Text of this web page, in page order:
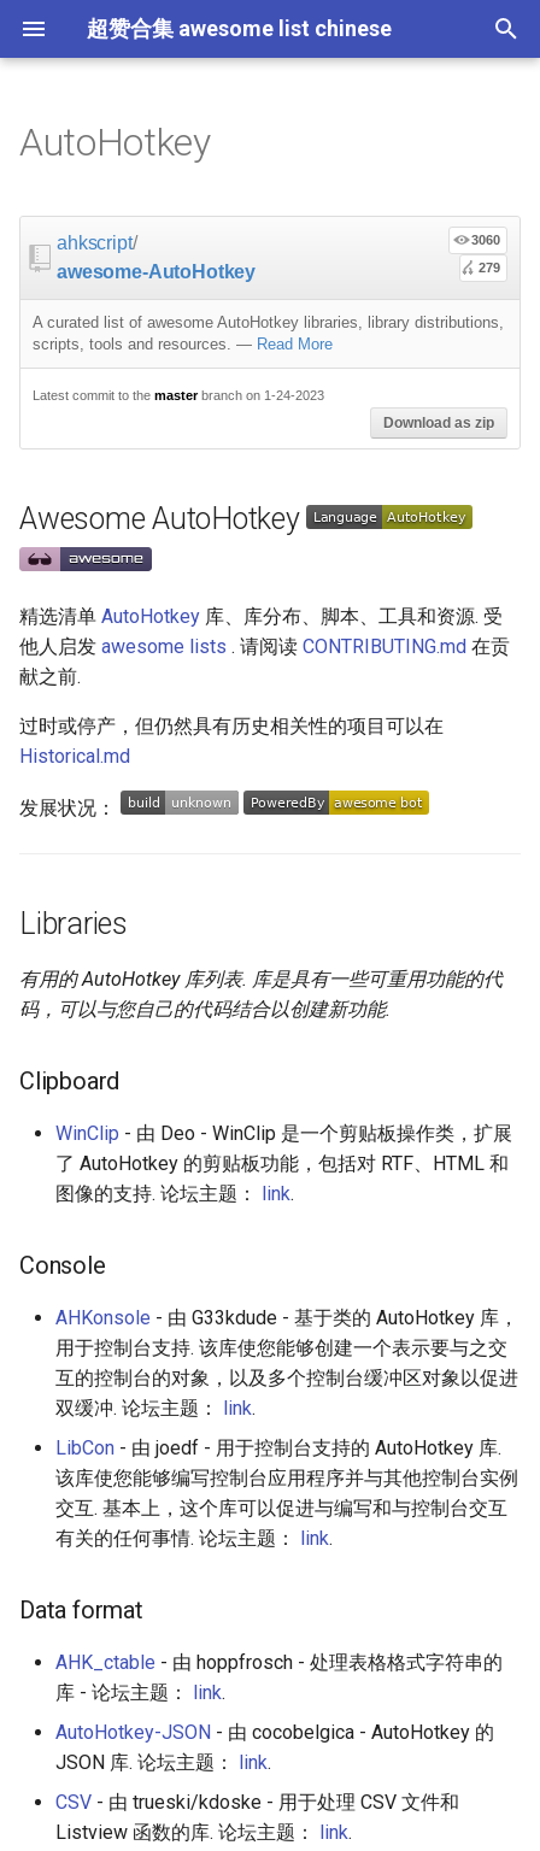
超赞合集 awesome list chinese
a
n
g
e
a
r
h
Node.js
前端开发
Android
IoT & Hybrid Apps
Cordova
React Native
Xamarin
Linux 内容
macOS
屏保
开源应用
watchOS
JVM
Windows
Heroku
Raspberry Pi
WebExtensions
GNOME
.NET 内容
Promises
Standard Style
必看讲座
Tips
网络层
Mad Science npm Packages
Maintenance Modules
npm
ESLint
Functional Programming
npm scripts
教育
练习
Asyncio
Scientific Audio
CircuitPython
RxJava
Composer
Awesome AutoHotkey
Libraries
Clipboard
Console
Data format
Database
Filesystem
Graphics
GUI
ListBox
ListView
Menu
Web
Hotkeys
Joystick
Maths
Networking
Plotting (graphs, bars,
Text manipulation
Library Distributions
Scripts
ES6 Tools
Web 性能优化
Web Tools
CSS
CSS 内容
Scalability
Protips
React 内容
Web Components
Polymer
Backbone
HTML5
Canvas
KnockoutJS
Ember
Meteor
BEM
Flexbox
Web Typography
Emails
jQuery
Flask
Docker
Vagrant
Pyramid
Play1 Framework
Symfony
Symfony 内容
Laravel
Rails
Rails 内容
有用的. hta
.htae
nginx
Lumen
Vert.x
Terraform
Vapor
大学课程
数据科学
数据科学内容
机器学习
机器学习内容
Ruby 机器学习
H2O
NLP with Ruby
语言学
加密
加密内容
深度学习
深度学习内容
论文
开放的社会大学
函数式变成
大数据
Hadoop
数据工程
Streaming
Apache Spark
论文精选
演讲
算法
算法可视化
人工智能
编程竞赛
数学
递归
免费编程书籍
免费软件测试书籍
Go 书籍
R 书籍
思维扩展类书籍
Elixir 书籍
Sublime Text
Vim
Atom
Visual Studio Code
游戏开发
游戏演讲
Godot
开源游戏
Unity
LÖVE
PICO-8
Game Boy Development
Gideros
Quick Look Plugins
Dev Env
Dotfiles
Shell
Fish
ZSH 插件
GitHub
GitHub 内容
Cheat Sheet
Git Tips
Git Add-ons
FOSS for Developers
Hyper
Terminals Are Sexy
Science Fiction
Fantasy
Podcasts
Email Newsletters
IT Quotes
Database
MySQL
InfluxDB
Neo4j
MongoDB
TinkerPop
PostgreSQL
CouchDB
Creative Commons Media
Fonts
Codeface
Stock Resources
GIF
开源文档
Audio Visualization
Broadcasting
FFmpeg
CLI Workshoppers
学习编程
演讲
科技视频
深入机器学习
少儿编程
教育游戏
学习 JavaScript
应用安全
安全
夺旗赛
恶意软件分析
Android 安全
Honeypots
Incident Response
Vehicle Security and Car
Hacking
Web 安全
Drupal
Robotics
IOT
Electronics
Bluetooth Beacons
Electric Guitar Specifications
Open Companies
Places to Post Your Startup
OKR Methodology
Leading and Managing
Indie
Slack
Slack 内容
远程工作
生产力
Niche Job Boards
Code Review
软件定义网络
网络分析
PCAPTools
比特币
波场
Non-Financial Blockchain
Mastodon
以太坊
JSON
JSON 内容 Datasets
学生开发者优惠
Sysadmin
Radio
Analytics
REST
Selenium
持续集成与交付
Services Engineering
Answers
Sketch
Tools
工程师博客
Self Hosted
FOSS Production Apps
开源图片
OpenGL
GraphQL
AutoHotkey
ahkscript/
awesome-AutoHotkey
3060
279
A curated list of awesome AutoHotkey libraries, library distributions,
scripts, tools and resources. — Read More
Latest commit to the masterbranch on 1-24-2023
Download as zip
Awesome AutoHotkey
精选清单 AutoHotkey 库、库分布、脚本、工具和资源. 受
他人启发 awesome lists . 请阅读 CONTRIBUTING.md 在贡
献之前.
过时或停产，但仍然具有历史相关性的项目可以在
Historical.md
发展状况：
Libraries
有用的 AutoHotkey 库列表. 库是具有一些可重用功能的代
码，可以与您自己的代码结合以创建新功能.
Clipboard
WinClip - 由 Deo - WinClip 是一个剪贴板操作类，扩展
了 AutoHotkey 的剪贴板功能，包括对 RTF、HTML 和
图像的支持. 论坛主题： link.
Console
AHKonsole - 由 G33kdude - 基于类的 AutoHotkey 库，
用于控制台支持. 该库使您能够创建一个表示要与之交
互的控制台的对象，以及多个控制台缓冲区对象以促进
双缓冲. 论坛主题： link.
LibCon - 由 joedf - 用于控制台支持的 AutoHotkey 库.
该库使您能够编写控制台应用程序并与其他控制台实例
交互. 基本上，这个库可以促进与编写和与控制台交互
有关的任何事情. 论坛主题： link.
Data format
AHK_ctable - 由 hoppfrosch - 处理表格格式字符串的
库 - 论坛主题： link.
AutoHotkey-JSON - 由 cocobelgica - AutoHotkey 的
JSON 库. 论坛主题： link.
CSV - 由 trueski/kdoske - 用于处理 CSV 文件和
Listview 函数的库. 论坛主题： link.